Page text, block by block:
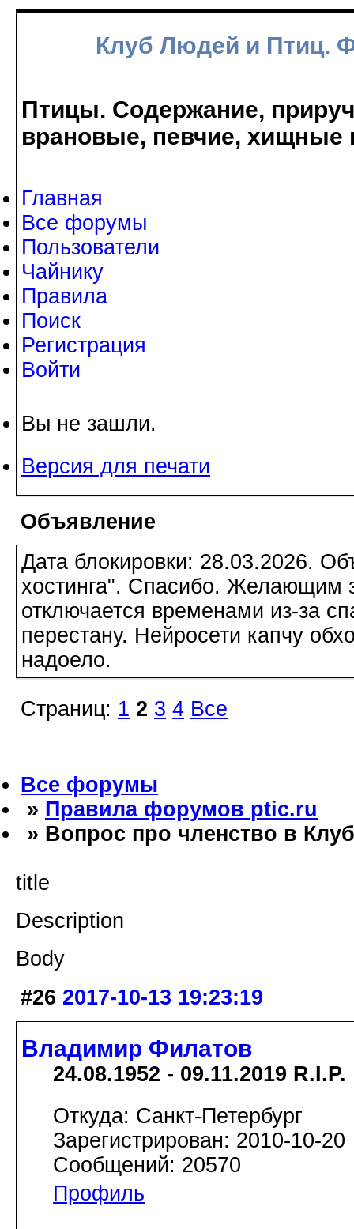
Клуб Людей и Птиц.
Птицы. Содержание,
врановые, певчие, хищные
Главная
Все форумы
Пользователи
Чайнику
Правила
Поиск
Регистрация
Войти
Вы не зашли.
Версия для печати
Объявление
Дата блокировки: 28.03.2026.
хостинга". Спасибо. Желающим
отключается временами из-за
перестану. Нейросети капчу
надоело.
Страниц: 1 2 3 4 Все
Все форумы
» Правила форумов ptic.ru
» Вопрос про членство в
title
Description
Body
#26 2017-10-13 19:23:19
Владимир Филатов
24.08.1952 - 09.11.2019 R.I.P.
Откуда: Санкт-Петербург
Зарегистрирован: 2010-10-20
Сообщений: 20570
Профиль